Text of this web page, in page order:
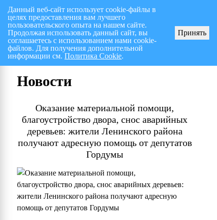
Перспективный план работ на I полугодие 2026 г.
Новости
Оказание материальной помощи,
благоустройство двора, снос аварийных
деревьев: жители Ленинского района
получают адресную помощь от депутатов
Гордумы
Данный веб-сайт использует cookie-файлы в
целях предоставления вам лучшего
пользовательского опыта на нашем сайте.
Продолжая использовать данный сайт, вы
соглашаетесь с использованием нами cookie-
файлов. Для получения дополнительной
информации см.Политика Cookie.
Принять